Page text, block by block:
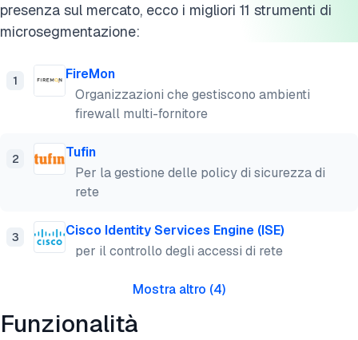
presenza sul mercato, ecco i migliori 11 strumenti di
microsegmentazione:
1
FireMon
Organizzazioni che gestiscono ambienti
firewall multi-fornitore
2
Tufin
Per la gestione delle policy di sicurezza di
rete
3
Cisco Identity Services Engine (ISE)
per il controllo degli accessi di rete
Mostra altro (4)
Funzionalità
Segmentazione di rete vs microsegmentazione
tradizionale?
Criteri di selezione dei fornitori
Ulteriori letture